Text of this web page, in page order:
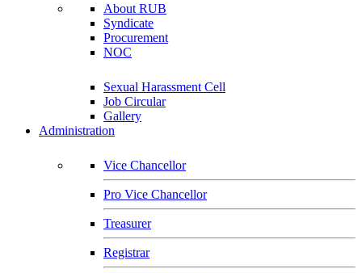
About RUB
Syndicate
Procurement
NOC
Sexual Harassment Cell
Job Circular
Gallery
Administration
Vice Chancellor
Pro Vice Chancellor
Treasurer
Registrar